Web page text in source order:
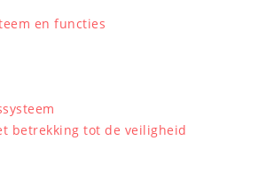
en functies
betrekking tot de veiligheid